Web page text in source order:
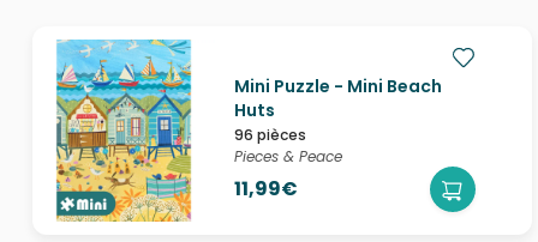
Mini Puzzle - Mini Beach
Huts
96 pièces
Pieces & Peace
11,99€